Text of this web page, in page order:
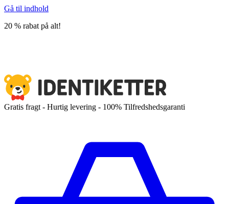
Gå til indhold
20 % rabat på alt!
Gratis fragt - Hurtig levering - 100% Tilfredshedsgaranti